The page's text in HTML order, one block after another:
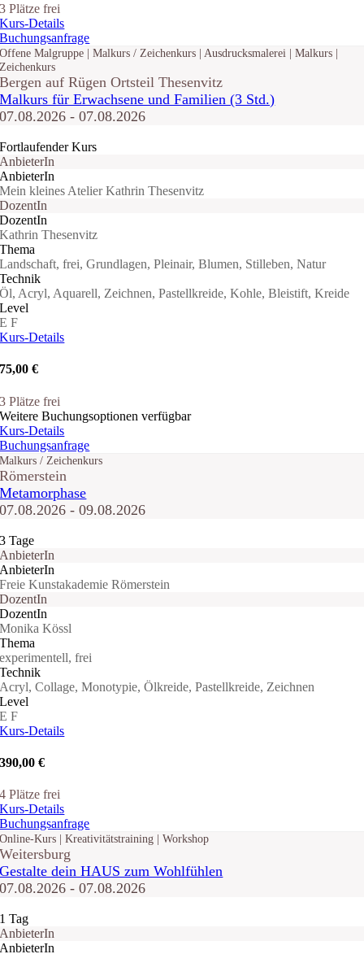
3 Plätze frei
Kurs-Details
Buchungsanfrage
Offene Malgruppe | Malkurs / Zeichenkurs | Ausdrucksmalerei | Malkurs |
Zeichenkurs
Bergen auf Rügen Ortsteil Thesenvitz
Malkurs für Erwachsene und Familien (3 Std.)
07.08.2026 - 07.08.2026
Fortlaufender Kurs
AnbieterIn
AnbieterIn
Mein kleines Atelier Kathrin Thesenvitz
DozentIn
DozentIn
Kathrin Thesenvitz
Thema
Landschaft, frei, Grundlagen, Pleinair, Blumen, Stilleben, Natur
Technik
Öl, Acryl, Aquarell, Zeichnen, Pastellkreide, Kohle, Bleistift, Kreide
Level
EF
Kurs-Details
75,00 €
3 Plätze frei
Weitere Buchungsoptionen verfügbar
Kurs-Details
Buchungsanfrage
Malkurs / Zeichenkurs
Römerstein
Metamorphase
07.08.2026 - 09.08.2026
3 Tage
AnbieterIn
AnbieterIn
Freie Kunstakademie Römerstein
DozentIn
DozentIn
Monika Kössl
Thema
experimentell, frei
Technik
Acryl, Collage, Monotypie, Ölkreide, Pastellkreide, Zeichnen
Level
EF
Kurs-Details
390,00 €
4 Plätze frei
Kurs-Details
Buchungsanfrage
Online-Kurs | Kreativitätstraining | Workshop
Weitersburg
Gestalte dein HAUS zum Wohlfühlen
07.08.2026 - 07.08.2026
1 Tag
AnbieterIn
AnbieterIn